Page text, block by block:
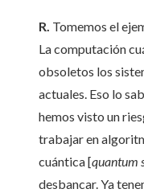
R. Tomemos el
La computación
obsoletos los
actuales. Eso lo
hemos visto un
trabajar en
cuántica [quantum
desbancar. Ya